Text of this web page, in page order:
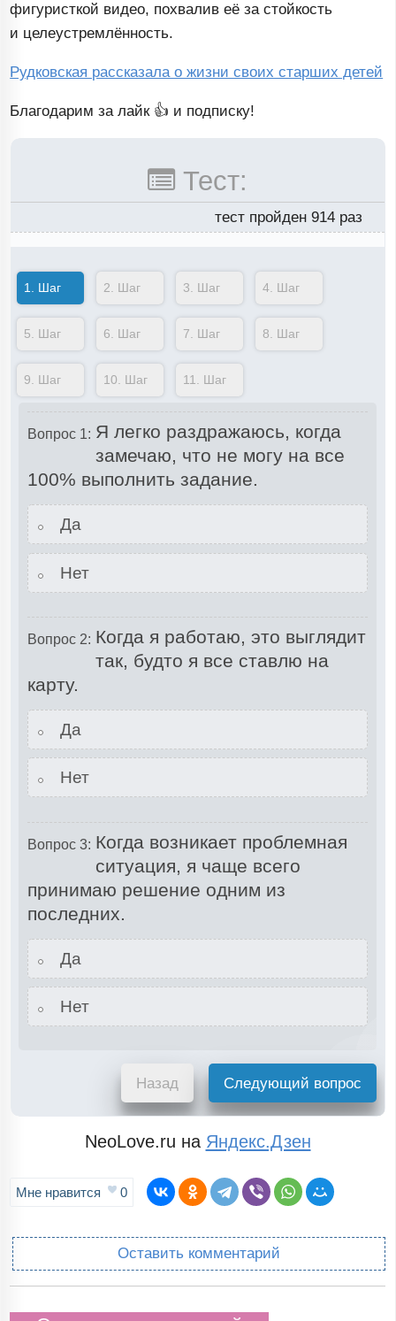
фигуристкой видео, похвалив её за стойкость
и целеустремлённость.
Рудковская рассказала о жизни своих старших детей
Благодарим за лайк 👍 и подписку!
Тест:
тест пройден 914 раз
1. Шаг 2. Шаг 3. Шаг 4. Шаг
5. Шаг 6. Шаг 7. Шаг 8. Шаг
9. Шаг 10. Шаг 11. Шаг
Вопрос 1: Я легко раздражаюсь, когда
замечаю, что не могу на все
100% выполнить задание.
Да
Нет
Вопрос 2: Когда я работаю, это выглядит
так, будто я все ставлю на
карту.
Да
Нет
Вопрос 3: Когда возникает проблемная
ситуация, я чаще всего
принимаю решение одним из
последних.
Да
Нет
Назад Следующий вопрос
NeoLove.ru на Яндекс.Дзен
Мне нравится 0
Оставить комментарий